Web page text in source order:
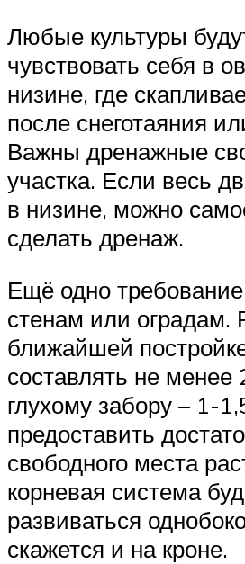
Любые культуры
чувствовать себя в
низине, где
после снеготаяния
Важны дренажные
участка. Если весь
в низине, можно
сделать дренаж.
Ещё одно
стенам или оградам.
ближайшей
составлять не менее
глухому забору – 1-
предоставить
свободного места
корневая система
развиваться
скажется и на кроне.